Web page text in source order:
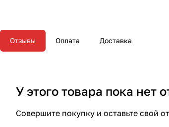
Отзывы Оплата Доставка
У этого товара пока нет
Совершите покупку и оставьте свой